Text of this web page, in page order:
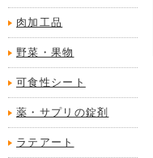
肉加工品
野菜・果物
可食性シート
薬・サプリの錠剤
ラテアート